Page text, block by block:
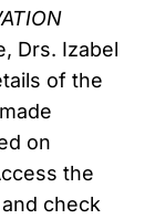
Drs. Izabel
of the
on
the
check